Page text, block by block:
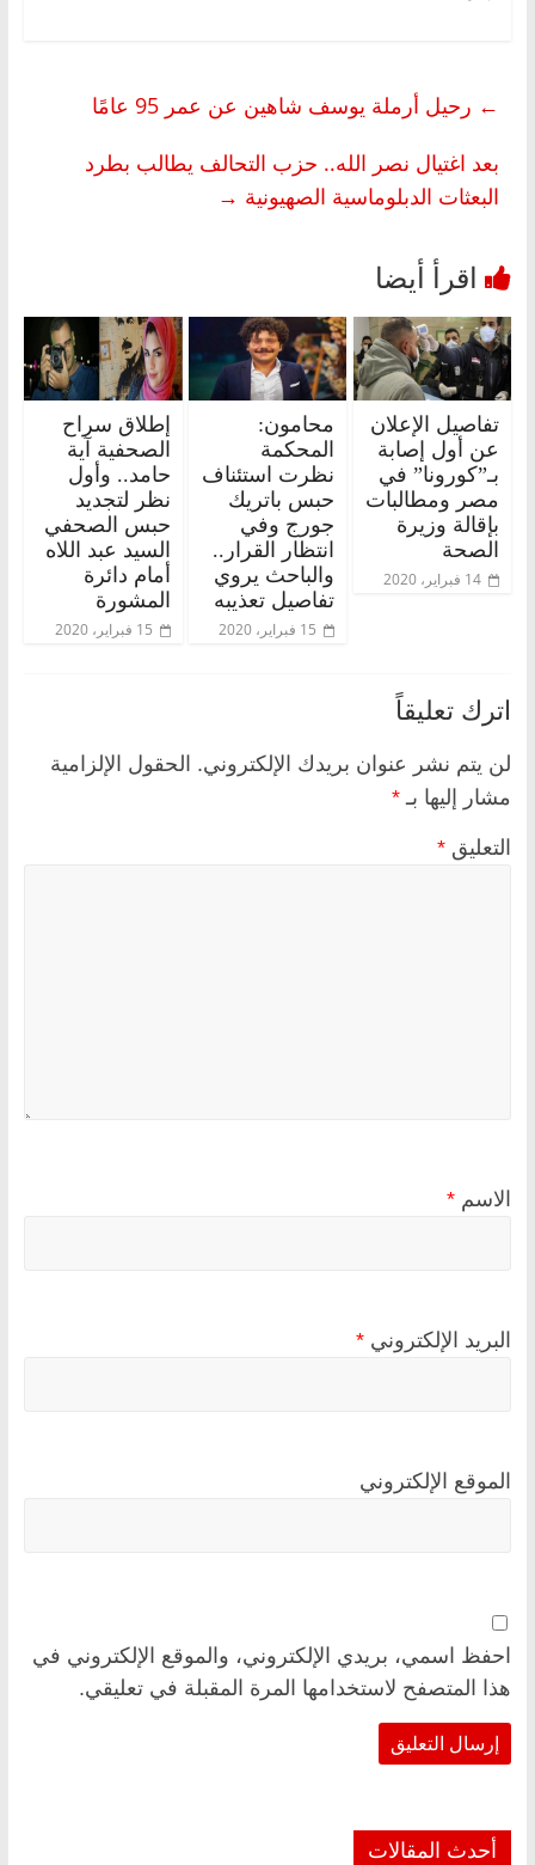
← رحيل أرملة يوسف شاهين عن عمر 95 عامًا
بعد اغتيال نصر الله.. حزب التحالف يطالب بطرد
البعثات الدبلوماسية الصهيونية →
تفاصيل الإعلان
عن أول إصابة
بـ”كورونا” في
مصر ومطالبات
بإقالة وزيرة
الصحة
14 فبراير، 2020
محامون:
المحكمة
نظرت استئناف
حبس باتريك
جورج وفي
انتظار القرار..
والباحث يروي
تفاصيل تعذيبه
15 فبراير، 2020
إطلاق سراح
الصحفية آية
حامد.. وأول
نظر لتجديد
حبس الصحفي
السيد عبد اللاه
أمام دائرة
المشورة
15 فبراير، 2020
اترك تعليقاً
لن يتم نشر عنوان بريدك الإلكتروني. الحقول الإلزامية
مشار إليها بـ *
التعليق *
الاسم *
البريد الإلكتروني *
الموقع الإلكتروني
احفظ اسمي، بريدي الإلكتروني، والموقع الإلكتروني في
هذا المتصفح لاستخدامها المرة المقبلة في تعليقي.
أحدث المقالات